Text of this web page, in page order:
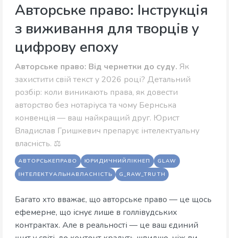
Авторське право: Інструкція
з виживання для творців у
цифрову епоху
Авторське право: Від чернетки до суду. Як
захистити свій текст у 2026 році? Детальний
розбір: коли виникають права, як довести
авторство без нотаріуса та чому Бернська
конвенція — ваш найкращий друг. Юрист
Владислав Гришкевич препарує інтелектуальну
власність. ⚖️
АВТОРСЬКЕПРАВО ЮРИДИЧНИЙЛІКНЕП
GLAW
ІНТЕЛЕКТУАЛЬНАВЛАСНІСТЬ
G_RAW_TRUTH
Багато хто вважає, що авторське право — це щось
ефемерне, що існує лише в голлівудських
контрактах. Але в реальності — це ваш єдиний